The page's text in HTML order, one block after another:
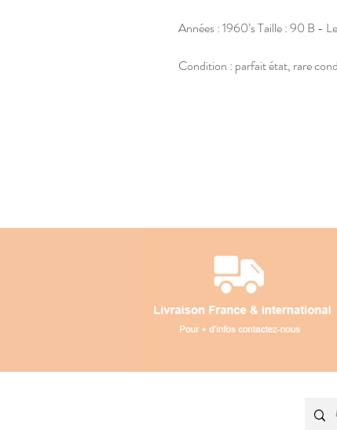
Années : 1960’s Taille : 90 B -
Condition : parfait état, rare